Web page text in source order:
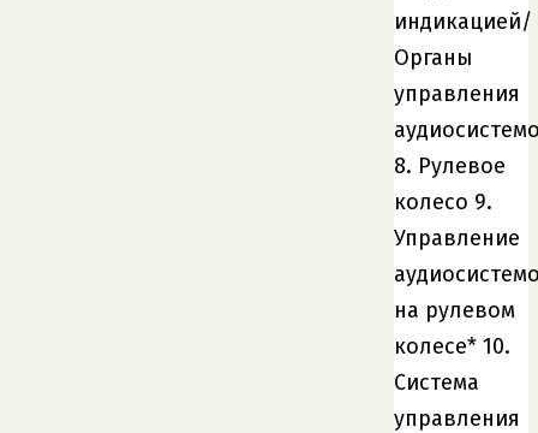
индикацией/
Органы
управления
8. Рулевое
колесо 9.
Управление
на рулевом
колесе* 10.
Система
управления